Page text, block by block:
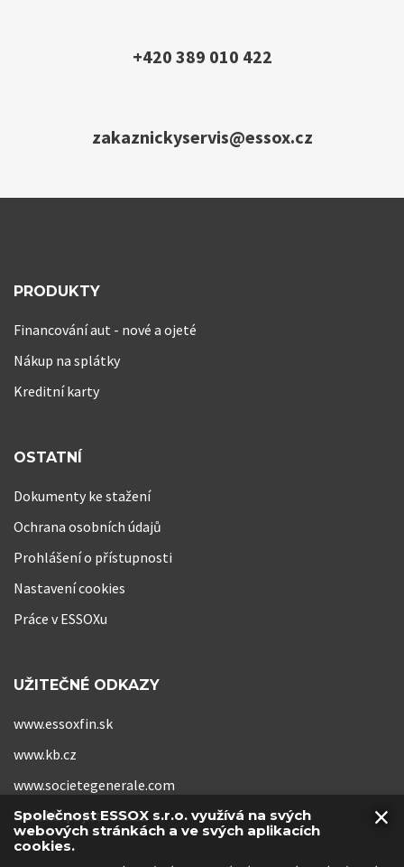
+420 389 010 422
zakaznickyservis@essox.cz
PRODUKTY
Financování aut - nové a ojeté
Nákup na splátky
Kreditní karty
OSTATNÍ
Dokumenty ke stažení
Ochrana osobních údajů
Prohlášení o přístupnosti
Nastavení cookies
Práce v ESSOXu
UŽITEČNÉ ODKAZY
www.essoxfin.sk
www.kb.cz
www.societegenerale.com
www.kb-pojistovna.cz
×
Společnost ESSOX s.r.o. využívá na svých
webových stránkách a ve svých aplikacích
cookies.